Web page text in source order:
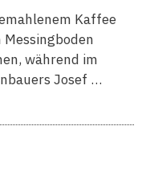
Kaffee
während im
Josef …